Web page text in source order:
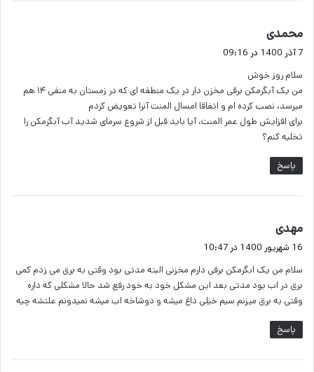
محمدی
ف
:
7 آذر 1400 در 09:16
سلام روز خوش
من یک آبگرمکن برقی مخزن دار در یک منطقه ای که در زمستان به منفی ۱۴ هم
میرسد، نصب کرده ام و اتفاقا امسال المنت آنرا تعویض کردم
برای افزایش طول عمر المنت، آیا باید قبل از شروع سرمای شدید آب آبگرمکن را
تخلیه کنم؟
پاسخ
مهدی
ت
:
16 شهریور 1400 در 10:47
سلام من یک ابگرمکن برفی دارم مخزنی البته مدتی بود وقتی به برق می زدم کمی
برق در اب بود مدتی بعد این مشکل خود به خود رفع شد حالا مشکلی که داره
وقتی به برق میزنم سیم خیلی داغ میشه و دوشاخه اب میشه نمیدونم علتشه چیه
پاسخ